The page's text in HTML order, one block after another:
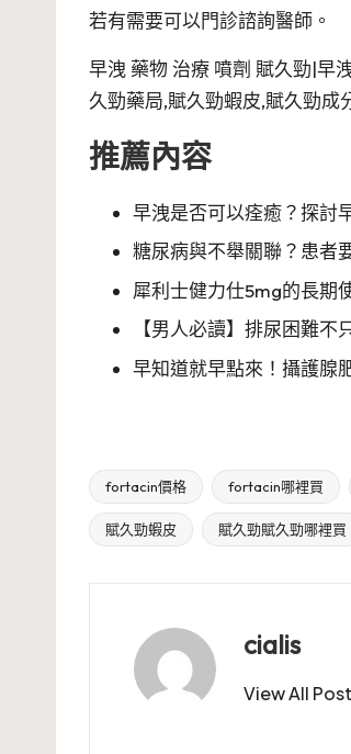
若有需要可以門診諮詢醫師。
早洩 藥物 治療 噴劑 賦久勁|早
久勁藥局,賦久勁蝦皮,賦久勁
推薦內容
早洩是否可以痊癒？探討
糖尿病與不舉關聯？患者
犀利士健力仕5mg的長期
【男人必讀】排尿困難
早知道就早點來！攝護腺
Tags:
fortacin價格 fortacin哪裡買
賦久勁蝦皮 賦久勁賦久勁哪裡買
cialis
View All